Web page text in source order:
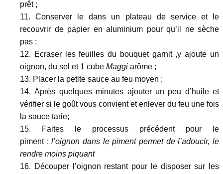
prêt ;
Conserver le dans un plateau de service et le
recouvrir de papier en aluminium pour qu’il ne sèche
pas ;
Ecraser les feuilles du bouquet garnit ,y ajoute un
oignon, du sel et 1 cube Maggi arôme ;
Placer la petite sauce au feu moyen ;
Après quelques minutes ajouter un peu d’huile et
vérifier si le goût vous convient et enlever du feu une fois
la sauce tarie;
Faites le processus précédent pour le
piment ; l’oignon dans le piment permet de l’adoucir, le
rendre moins piquant
Découper l’oignon restant pour le disposer sur les